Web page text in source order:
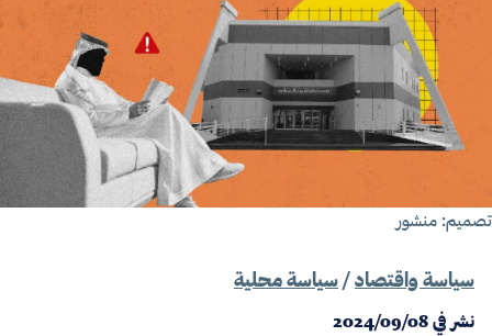
منشور
سياسة واقتصاد/ سياسة محلية
نشر في2024/09/08